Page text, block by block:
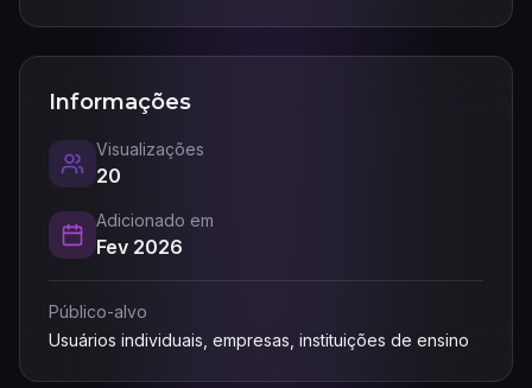
Informações
Visualizações
20
Adicionado em
Fev 2026
Público-alvo
Usuários individuais, empresas, instituições de ensino